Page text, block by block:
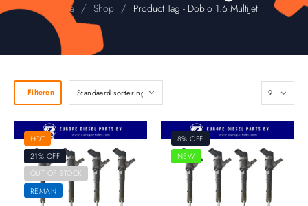
Home / Shop / Product Tag - Doblo 1.6 MultiJet
Filteren
HOT
21% OFF
OUT OF STOCK
REMAN
8% OFF
NEW